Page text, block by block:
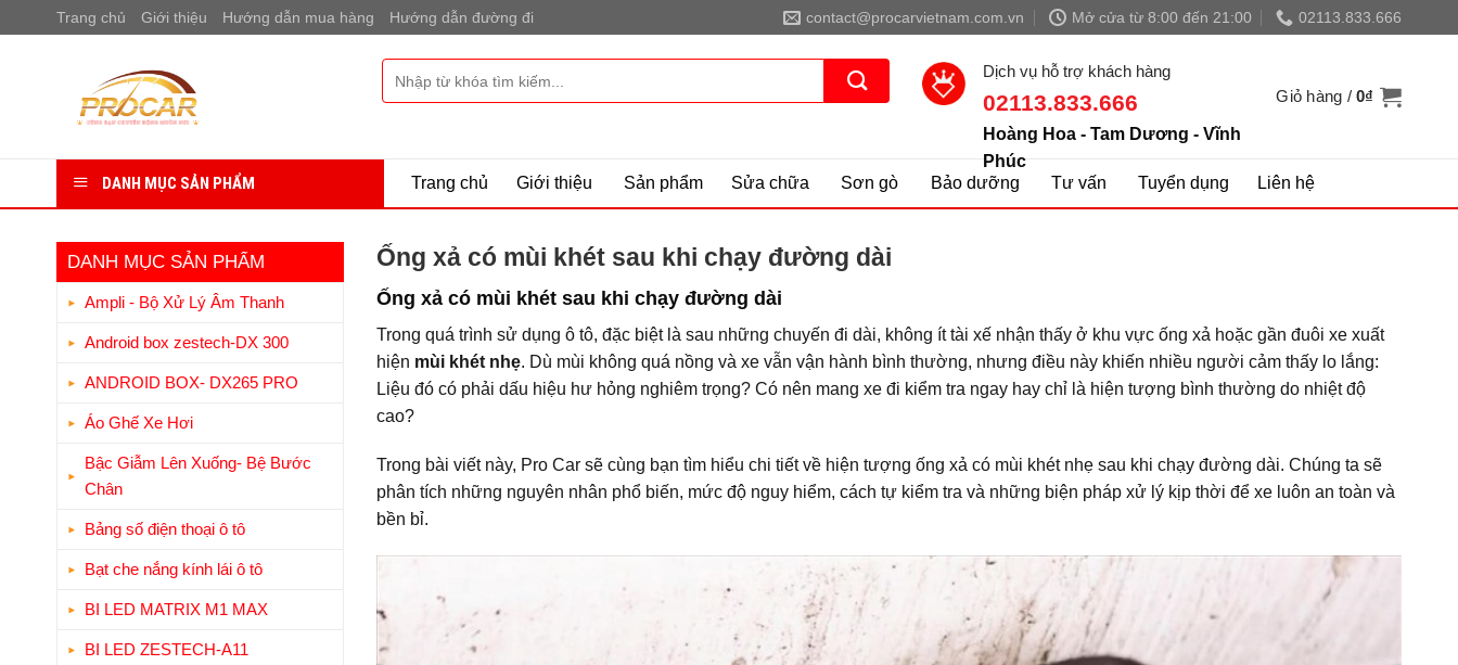
qua
Trang chủ Giới thiệu Hướng dẫn mua hàng Hướng dẫn đường đi contact@procarvietnam.com.vn Mở cửa từ 8:00 đến 21:00 02113.833.666
kiếm:
Dịch vụ hỗ trợ khách hàng
02113.833.666
Hoàng Hoa - Tam Dương - Vĩnh
Phúc
Giỏ hàng /0₫
DANH MỤC SẢN PHẨM Trang chủ Giới thiệu Sản phẩm Sửa chữa Sơn gò Bảo dưỡng Tư vấn Tuyển dụng Liên hệ
DANH MỤC SẢN PHẨM
Ampli - Bộ Xử Lý Âm Thanh
Android box zestech-DX 300
ANDROID BOX- DX265 PRO
Áo Ghế Xe Hơi
Bậc Giẫm Lên Xuống- Bệ Bước
Chân
Bảng số điện thoại ô tô
Bạt che nắng kính lái ô tô
BI LED MATRIX M1 MAX
BI LED ZESTECH-A11
Ống xả có mùi khét sau khi chạy đường dài
Ống xả có mùi khét sau khi chạy đường dài
Trong quá trình sử dụng ô tô, đặc biệt là sau những chuyến đi dài, không ít tài xế nhận thấy ở khu vực ống xả hoặc gần đuôi xe xuất
hiện mùi khét nhẹ. Dù mùi không quá nồng và xe vẫn vận hành bình thường, nhưng điều này khiến nhiều người cảm thấy lo lắng:
Liệu đó có phải dấu hiệu hư hỏng nghiêm trọng? Có nên mang xe đi kiểm tra ngay hay chỉ là hiện tượng bình thường do nhiệt độ
cao?
Trong bài viết này, Pro Car sẽ cùng bạn tìm hiểu chi tiết về hiện tượng ống xả có mùi khét nhẹ sau khi chạy đường dài. Chúng ta sẽ
phân tích những nguyên nhân phổ biến, mức độ nguy hiểm, cách tự kiểm tra và những biện pháp xử lý kịp thời để xe luôn an toàn và
bền bỉ.